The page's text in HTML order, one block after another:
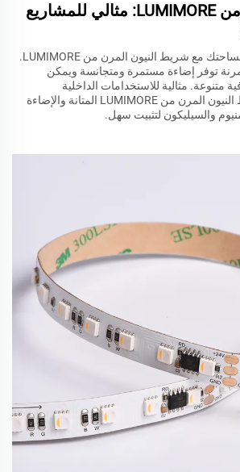
LED Neon Flex من LUMIMORE: مثالي للمشاريع
أضف لمسة فريدة إلى مساحتك مع شريط النيون المرن من LUMIMORE.
توفر إضاءة مستمرة ومتجانسة ويمكن
متنوعة. مثالية للاستخدامات الداخلية
والخارجية، يضمن شريط النيون المرن من LUMIMORE المتانة والإضاءة
والسيليكون لتثبيت سهل.